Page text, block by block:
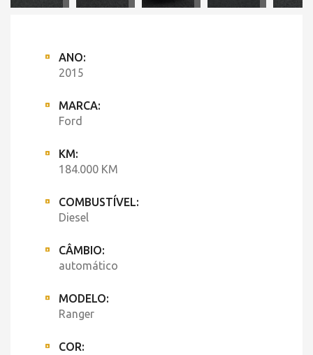
ANO:
2015
MARCA:
Ford
KM:
184.000 KM
COMBUSTÍVEL:
Diesel
CÂMBIO:
automático
MODELO:
Ranger
COR: